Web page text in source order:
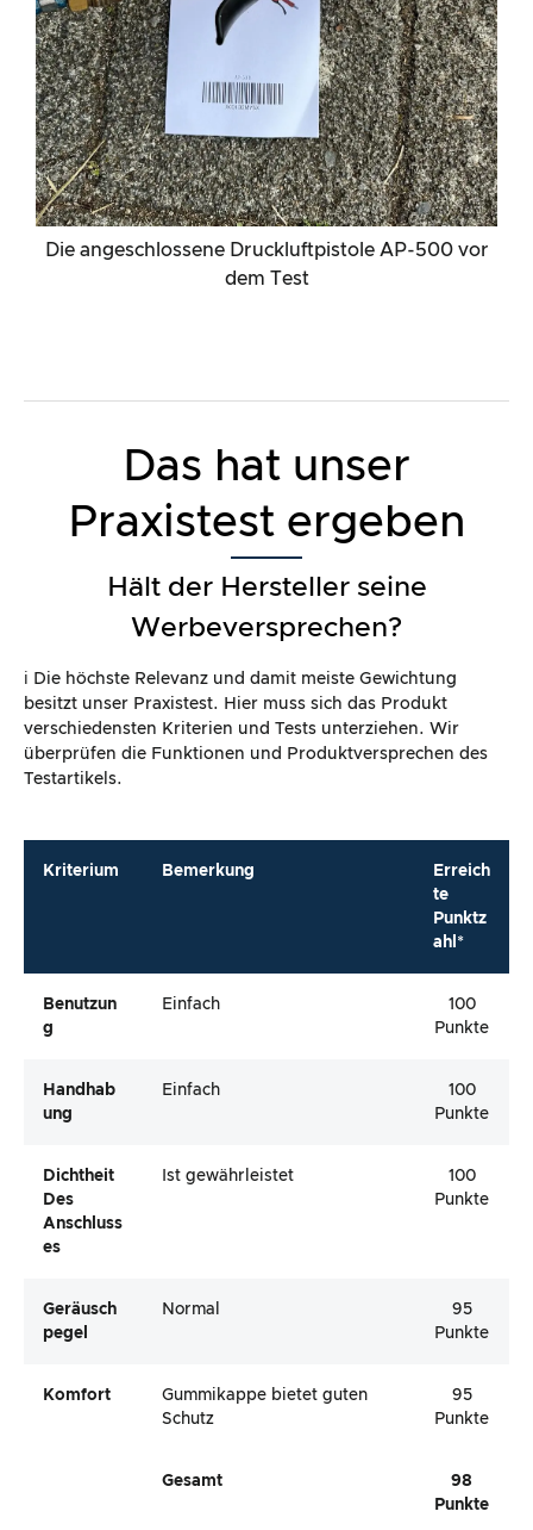
Die angeschlossene Druckluftpistole AP-500 vor
dem Test
Das hat unser
Praxistest ergeben
Hält der Hersteller seine
Werbeversprechen?
ℹ️ Die höchste Relevanz und damit meiste Gewichtung
besitzt unser Praxistest. Hier muss sich das Produkt
verschiedensten Kriterien und Tests unterziehen. Wir
überprüfen die Funktionen und Produktversprechen des
Testartikels.
Kriterium Bemerkung
Erreich
te
Punktz
ahl*
Benutzun
G
Einfach
100
Punkte
Handhab
Ung
Einfach
100
Punkte
Dichtheit
Des
Anschluss
Es
Ist gewährleistet
100
Punkte
Geräusch
Pegel
Normal
95
Punkte
Komfort
Gummikappe bietet guten
Schutz
95
Punkte
Gesamt
98
Punkte